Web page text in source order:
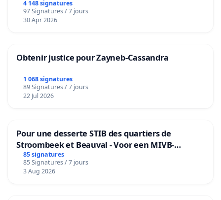
4 148 signatures
97 Signatures / 7 jours
30 Apr 2026
Obtenir justice pour Zayneb-Cassandra
1 068 signatures
89 Signatures / 7 jours
22 Jul 2026
Pour une desserte STIB des quartiers de
Stroombeek et Beauval - Voor een MIVB-
bediening van de wijken Strombeek en Het
Voor
85 signatures
85 Signatures / 7 jours
3 Aug 2026